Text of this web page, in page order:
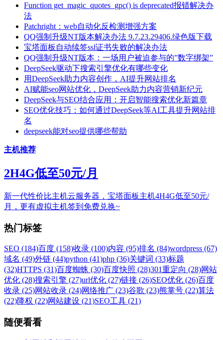
Function get_magic_quotes_gpc() is deprecated报错解决办
法
Patchright：web自动化反检测增强方案
QQ强制升级NT版本解决办法 9.7.23.29406.绿色版下载
宝塔面板自动续签ssl证书失败的解决办法
QQ强制升级NT版本：一场用户被迫参与的”数字绑架”
DeepSeek驱动下搜索引擎优化有哪些变化
用DeepSeek助力内容创作，AI提升网站排名
AI赋能seo网站优化，DeepSeek助力内容营销新纪元
DeepSeek与SEO结合应用：开启智能搜索优化新篇章
SEO优化技巧：如何通过DeepSeek等AI工具提升网站排
名
deepseek能对seo提供哪些帮助
主机推荐
2H4G低至50元/月
新一代性价比主机云服务器，宝塔面板主机4H4G低至50元/
月，更有虚拟主机签到免费兑换~
热门标签
SEO (184)百度 (158)收录 (100)内容 (95)排名 (84)wordpress (67)
域名 (49)外链 (44)python (41)php (36)关键词 (33)标题
(32)HTTPS (31)百度蜘蛛 (30)百度快照 (28)301重定向 (28)网站
优化 (28)搜索引擎 (27)url优化 (27)链接 (26)SEO优化 (26)百度
收录 (25)网站收录 (24)网络推广 (23)谷歌 (23)熊掌号 (22)算法
(22)降权 (22)网站建设 (21)SEO工具 (21)
随便看看